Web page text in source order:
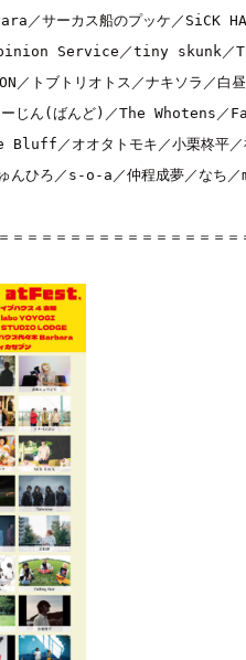
サーカス船のプッケ／SiCK
Opinion Service／tiny skunk／
トブトリオトス／ナキソラ／白
こーじん(ばんど)／The Whotens
／オオタトモキ／小栗柊平／
んひろ／s-o-a／仲程成夢／なち
＝＝＝＝＝＝＝＝＝＝＝＝＝＝＝